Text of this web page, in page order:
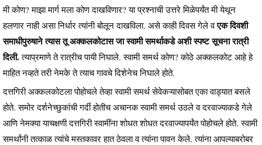
मी कोण? माझा मार्ग मला कोण दाखविणार? या प्रश्नाची उत्तरे मिळेपर्यंत मी येथून
हलणार नाही असा निर्धार त्यांनी बोलून दाखविला. असे काही दिवस गेले वएक दिवशी
समाधीपुरुषाने त्यास तू अक्कलकोटास जा स्वामी समर्थाकडे अशी स्पष्ट सूचना रात्री
दिली. त्याप्रमाणे ते रात्रीच पायी निघाले. स्वामी समर्थ कोण? कोठे अक्कलकोट आहे हे
माहित नव्हते तरी नेमके ते त्याच गावचे दिशेनेच निघाले होते.
दत्तगिरी अक्कलकोटला पोहोचले तेव्हा स्वामी समर्थ सेवेकऱ्यासोबत एका वाड्यात बसले
होते. समोर दर्शनेच्छुकांची गर्दी होतीच अचानक स्वामी समर्थ उठले व दरवाज्याकडे गेले
आणि नेमक्या याचक्षणी दत्तगिरी स्वामींना शोधत शोधत दरवाज्यापर्यंत पोहोचले होते. स्वामी
समर्थांनी तत्काळ त्यांचे मस्तकावर हात ठेवला व त्यांना पावन केले. त्यांना आपल्याबरोबर